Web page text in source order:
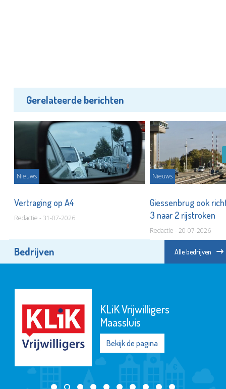
Gerelateerde berichten
Nieuws
Vertraging op A4
Redactie - 31-07-2026
Nieuws
Giessenbrug ook
3 naar 2 rijstroken
Redactie - 20-07-2026
Bedrijven Alle bedrijven
KLiK Vrijwilligers
Maassluis
Bekijk de pagina